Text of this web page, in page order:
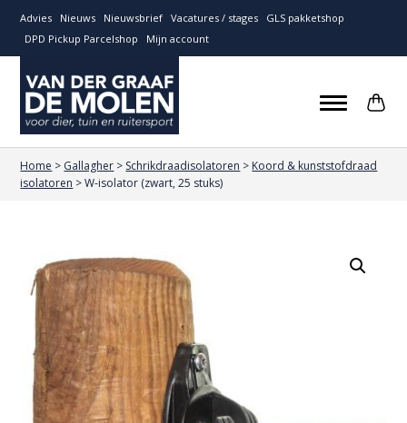
Advies Nieuws Nieuwsbrief Vacatures / stages
GLS pakketshop
DPD Pickup Parcelshop
Mijn account
Home > Gallagher > Schrikdraadisolatoren > Koord & kunststofdraad
isolatoren >W-isolator (zwart, 25 stuks)